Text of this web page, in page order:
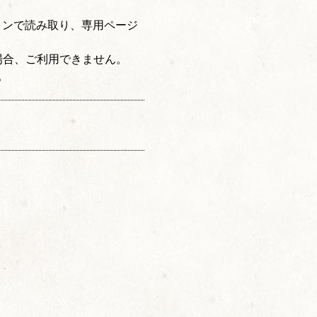
で読み取り、専用ページ
、ご利用できません。